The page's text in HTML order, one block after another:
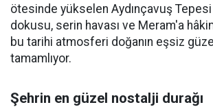
ötesinde yükselen Aydınçavuş
dokusu, serin havası ve Meram'a
bu tarihi atmosferi doğanın eşsiz
tamamlıyor.
Şehrin en güzel nostalji durağı